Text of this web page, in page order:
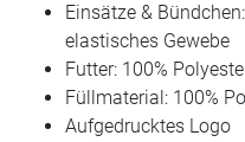
Einsätze &
elastisches Gewebe
Futter: 100%
Füllmaterial: 100%
Aufgedrucktes Logo